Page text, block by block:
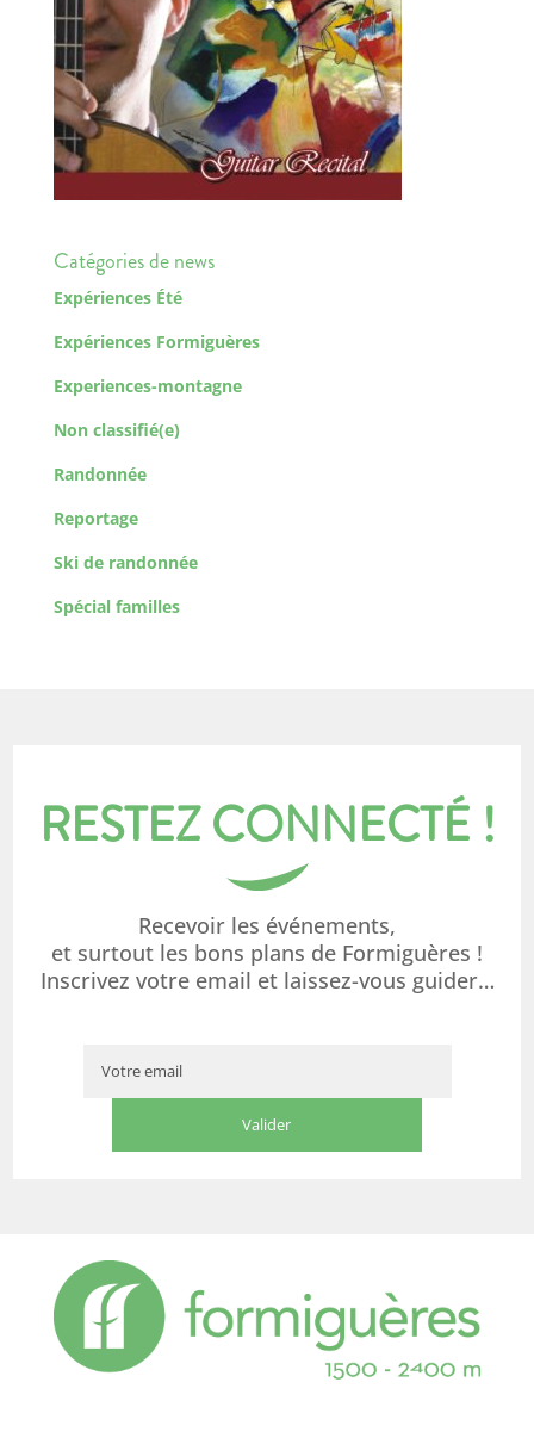
Catégories de news
Expériences Été
Expériences Formiguères
Experiences-montagne
Non classifié(e)
Randonnée
Reportage
Ski de randonnée
Spécial familles
RESTEZ CONNECTÉ !
Recevoir les événements,
et surtout les bons plans de Formiguères !
Inscrivez votre email et laissez-vous guider…